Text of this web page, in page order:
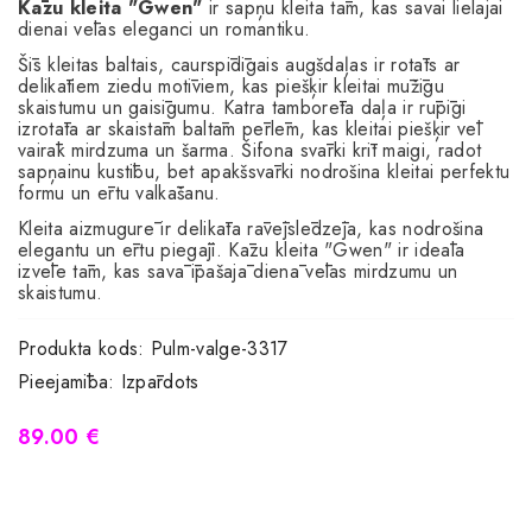
Kāzu kleita "Gwen" ir sapņu kleita tām, kas savai lielajai
dienai vēlas eleganci un romantiku.
Šīs kleitas baltais, caurspīdīgais augšdaļas ir rotāts ar
delikātiem ziedu motīviem, kas piešķir kleitai mūžīgu
skaistumu un gaisīgumu. Katra tamborēta daļa ir rūpīgi
izrotāta ar skaistām baltām pērlēm, kas kleitai piešķir vēl
vairāk mirdzuma un šarma. Šifona svārki krīt maigi, radot
sapņainu kustību, bet apakšsvārki nodrošina kleitai perfektu
formu un ērtu valkāšanu.
Kleita aizmugurē ir delikāta rāvējslēdzēja, kas nodrošina
elegantu un ērtu piegāji. Kāzu kleita "Gwen" ir ideāla
izvēle tām, kas savā īpašajā dienā vēlas mirdzumu un
skaistumu.
Produkta kods: Pulm-valge-3317
Pieejamība: Izpārdots
89.00 €